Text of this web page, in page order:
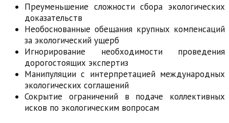
Преуменьшение сложности сбора экологических
доказательств
Необоснованные обещания крупных компенсаций
за экологический ущерб
Игнорирование необходимости проведения
дорогостоящих экспертиз
Манипуляции с интерпретацией международных
экологических соглашений
Сокрытие ограничений в подаче коллективных
исков по экологическим вопросам